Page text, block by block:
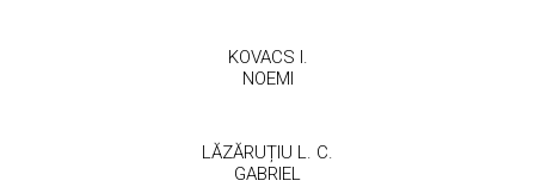
KOVACS I.
NOEMI
LĂZĂRUȚIU L. C.
GABRIEL